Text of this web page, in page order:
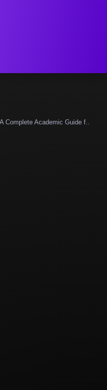
Complete Academic Guide f..